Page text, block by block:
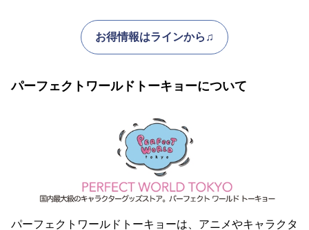
お得情報はラインから♫
パーフェクトワールドトーキョーについて
パーフェクトワールドトーキョーは、アニメやキャラクタ